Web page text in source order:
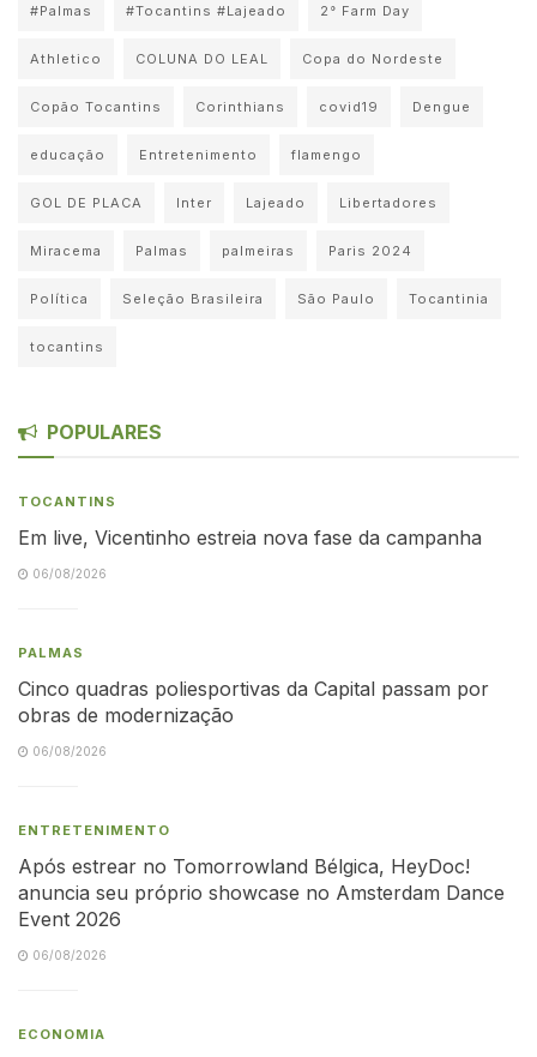
#Palmas #Tocantins #Lajeado 2° Farm Day
Athletico COLUNA DO LEAL Copa do Nordeste
Copão Tocantins Corinthians covid19 Dengue
educação Entretenimento flamengo
GOL DE PLACA Inter Lajeado Libertadores
Miracema Palmas palmeiras Paris 2024
Política Seleção Brasileira São Paulo Tocantinia
tocantins
POPULARES
TOCANTINS
Em live, Vicentinho estreia nova fase da campanha
06/08/2026
PALMAS
Cinco quadras poliesportivas da Capital passam por
obras de modernização
06/08/2026
ENTRETENIMENTO
Após estrear no Tomorrowland Bélgica, HeyDoc!
anuncia seu próprio showcase no Amsterdam Dance
Event 2026
06/08/2026
ECONOMIA